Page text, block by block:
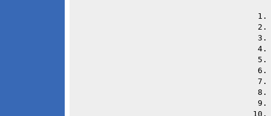
1.
2.
3.
4.
5.
6.
7.
8.
9.
10.